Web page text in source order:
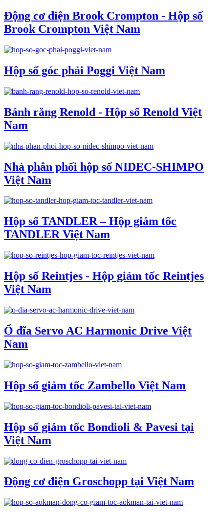
Động cơ điện Brook Crompton - Hộp số
Brook Crompton Việt Nam
Hộp số góc phải Poggi Việt Nam
Bánh răng Renold - Hộp số Renold Việt
Nam
Nhà phân phối hộp số NIDEC-SHIMPO
Việt Nam
Hộp số TANDLER – Hộp giảm tốc
TANDLER Việt Nam
Hộp số Reintjes - Hộp giảm tốc Reintjes
Việt Nam
Ổ đĩa Servo AC Harmonic Drive Việt
Nam
Hộp số giảm tốc Zambello Việt Nam
Hộp số giảm tốc Bondioli & Pavesi tại
Việt Nam
Động cơ điện Groschopp tại Việt Nam